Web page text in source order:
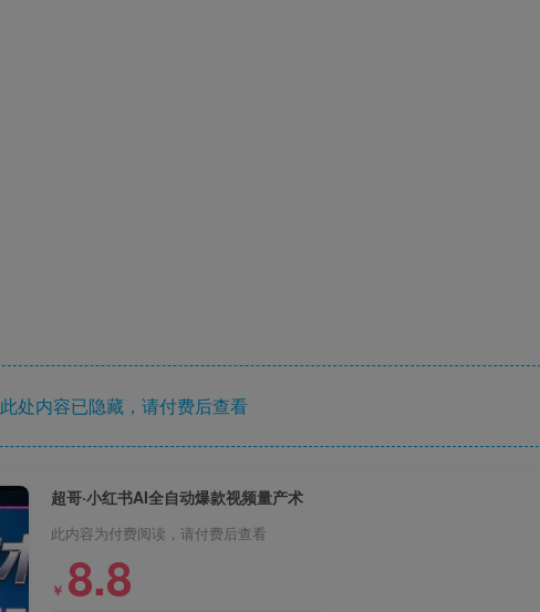
此处内容已隐藏，请付费后查看
超哥·小红书AI全自动爆款视频量产术
此内容为付费阅读，请付费后查看
￥ 8.8